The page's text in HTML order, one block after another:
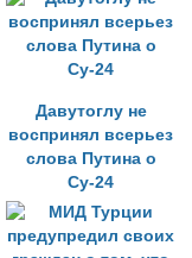
памятнике
Давутоглу не
воспринял всерьез
слова Путина о
Су-24